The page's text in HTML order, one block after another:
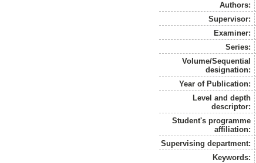
Authors:
Supervisor:
Examiner:
Series:
Volume/Sequential
designation:
Year of Publication:
Level and depth
descriptor:
Student's programme
affiliation:
Supervising department:
Keywords: